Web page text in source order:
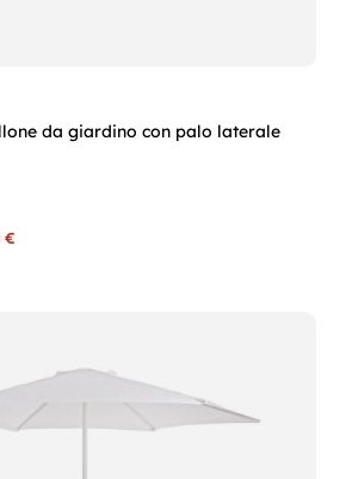
da giardino con palo laterale
€